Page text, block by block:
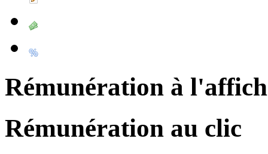
Rémunération à
Rémunération au clic